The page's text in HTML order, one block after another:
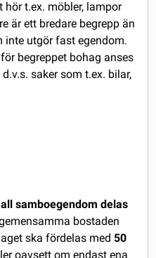
hör t.ex. möbler, lampor
är ett bredare begrepp än
utgör fast egendom.
begreppet bohag anses
saker som t.ex. bilar,
all samboegendom delas
bostaden
ska fördelas med 50
oavsett om endast ena